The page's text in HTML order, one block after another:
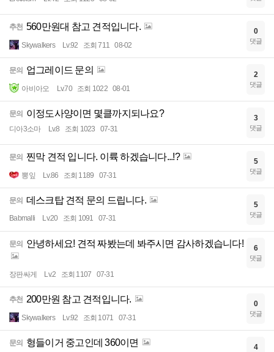
추천 560만원대 참고 견적입니다.
Skywalkers Lv.92 조회 711 08-02
0
댓글
문의 업그레이드 문의
아비아오 Lv.70 조회 1022 08-01
2
댓글
문의 이정도사양이면 몇클까지되나요?
디아3소마 Lv.8 조회 1023 07-31
3
댓글
문의 찐막 견적 입니다. 이륙 하겠습니다...!?
뽕잎 Lv.86 조회 1189 07-31
5
댓글
문의 데스크탑 견적 문의 드립니다.
Babmalli Lv.20 조회 1091 07-31
5
댓글
문의 안녕하세요! 견적 짜봤는데 봐주시면 감사하겠습니다!
장판싸게 Lv.2 조회 1107 07-31
6
댓글
추천 200만원 참고 견적입니다.
Skywalkers Lv.92 조회 1071 07-31
0
댓글
문의 형들이거 중고인데 360이면 4